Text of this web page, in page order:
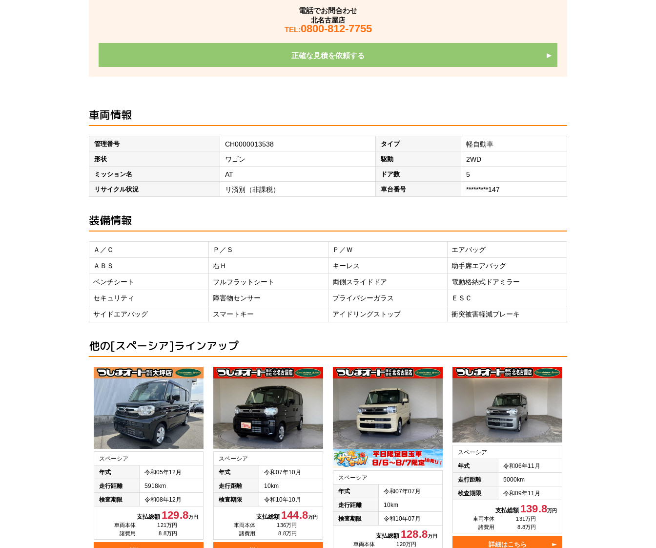
電話でお問合わせ
北名古屋店
TEL:0800-812-7755
正確な見積を依頼する
車両情報
管理番号 CH0000013538 タイプ 軽自動車
形状 ワゴン 駆動 2WD
ミッション名 AT ドア数 5
リサイクル状況 リ済別（非課税） 車台番号 *********147
装備情報
Ａ／Ｃ Ｐ／Ｓ Ｐ／Ｗ エアバッグ
ＡＢＳ 右Ｈ キーレス 助手席エアバッグ
ベンチシート フルフラットシート 両側スライドドア 電動格納式ドアミラー
セキュリティ 障害物センサー プライバシーガラス ＥＳＣ
サイドエアバッグ スマートキー アイドリングストップ 衝突被害軽減ブレーキ
他の[スペーシア]ラインアップ
スペーシア
年式
令和05年12月
走行距離
5918km
検査期限
令和08年12月
支払総額 129.8万円
車両本体
121万円
諸費用
8.8万円
スペーシア
年式
令和07年10月
走行距離
10km
検査期限
令和10年10月
支払総額 144.8万円
車両本体
136万円
諸費用
8.8万円
スペーシア
年式
令和07年07月
走行距離
10km
検査期限
令和10年07月
支払総額 128.8万円
車両本体 120万円
スペーシア
年式
令和06年11月
走行距離
5000km
検査期限
令和09年11月
支払総額 139.8万円
車両本体
131万円
諸費用
8.8万円
詳細はこちら